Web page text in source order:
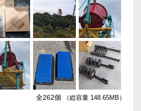
全262個 （総容量 148.65MB）